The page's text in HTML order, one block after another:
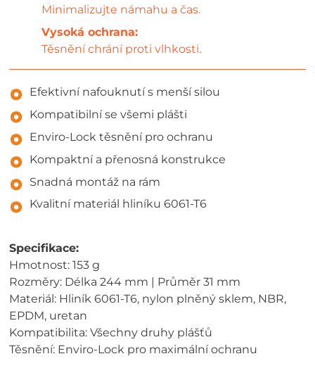
Minimalizujte námahu a čas.
Vysoká ochrana:
Těsnění chrání proti vlhkosti.
Efektivní nafouknutí s menší silou
Kompatibilní se všemi plášti
Enviro-Lock těsnění pro ochranu
Kompaktní a přenosná konstrukce
Snadná montáž na rám
Kvalitní materiál hliníku 6061-T6
Specifikace:
Hmotnost: 153 g
Rozměry: Délka 244 mm | Průměr 31 mm
Materiál: Hliník 6061-T6, nylon plněný sklem, NBR,
EPDM, uretan
Kompatibilita: Všechny druhy plášťů
Těsnění: Enviro-Lock pro maximální ochranu